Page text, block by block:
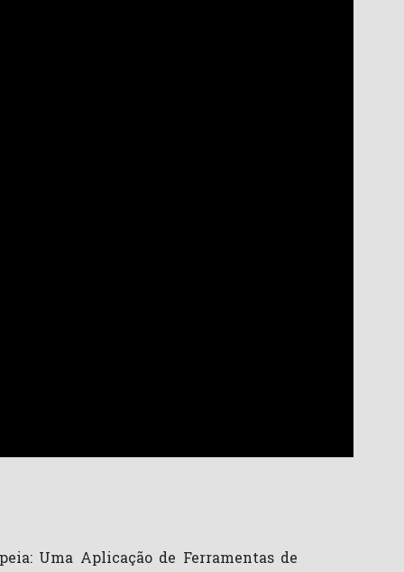
Uma Aplicação de Ferramentas de